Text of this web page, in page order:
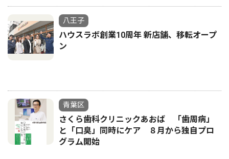
八王子
ハウスラボ創業10周年 新店舗、移転オープ
ン
青葉区
さくら歯科クリニックあおば 「歯周病」
と「口臭」同時にケア ８月から独自プロ
グラム開始